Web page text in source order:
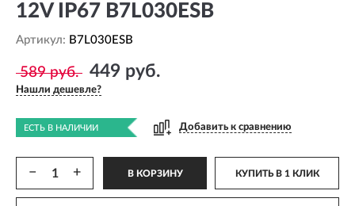
12V IP67 B7L030ESB
Артикул: B7L030ESB
589 руб. 449 руб.
Нашли дешевле?
ЕСТЬ В НАЛИЧИИ Добавить к сравнению
− + В КОРЗИНУ КУПИТЬ В 1 КЛИК